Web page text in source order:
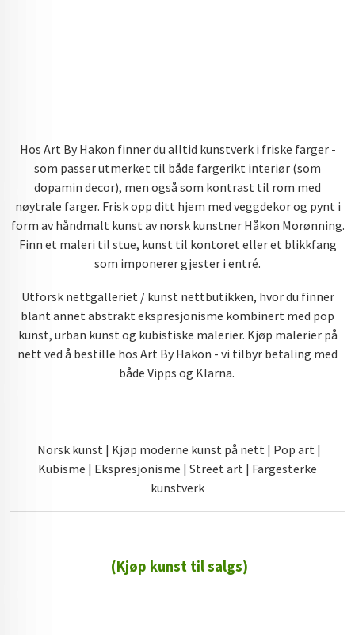
Hos Art By Hakon finner du alltid kunstverk i friske farger -
som passer utmerket til både fargerikt interiør (som
dopamin decor), men også som kontrast til rom med
nøytrale farger. Frisk opp ditt hjem med veggdekor og pynt i
form av håndmalt kunst av norsk kunstner Håkon Morønning.
Finn et maleri til stue, kunst til kontoret eller et blikkfang
som imponerer gjester i entré.
Utforsk nettgalleriet / kunst nettbutikken, hvor du finner
blant annet abstrakt ekspresjonisme kombinert med pop
kunst, urban kunst og kubistiske malerier. Kjøp malerier på
nett ved å bestille hos Art By Hakon - vi tilbyr betaling med
både Vipps og Klarna.
Norsk kunst | Kjøp moderne kunst på nett | Pop art |
Kubisme | Ekspresjonisme | Street art | Fargesterke
kunstverk
(Kjøp kunst til salgs)